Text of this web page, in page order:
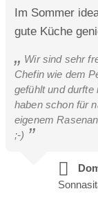
Im Sommer
gute Küche
Wir sind sehr
Chefin wie dem
gefühlt und
haben schon für
eigenem
;-)